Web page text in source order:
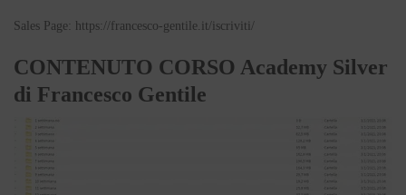
Sales Page: https://francesco-gentile.it/iscriviti/
CONTENUTO CORSO Academy Silver
di Francesco Gentile